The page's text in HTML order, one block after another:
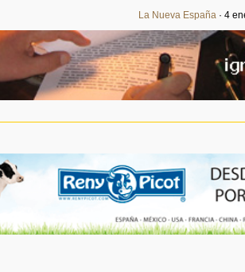
La Nueva España · 4